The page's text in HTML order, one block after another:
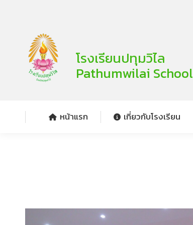
โรงเรียนปทุมวิไล
Pathumwilai School
หน้าแรก เกี่ยวกับโรงเรียน